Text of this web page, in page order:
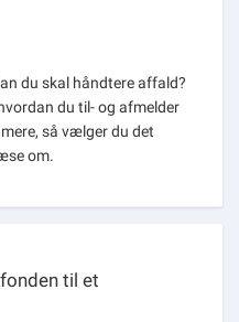
du skal håndtere affald?
du til- og afmelder
så vælger du det
om.
til et